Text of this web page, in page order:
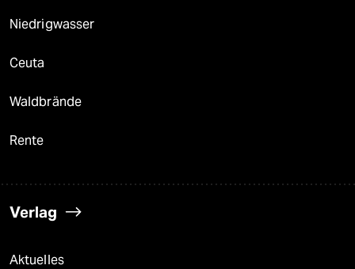
Niedrigwasser
Ceuta
Waldbrände
Rente
Verlag
Aktuelles